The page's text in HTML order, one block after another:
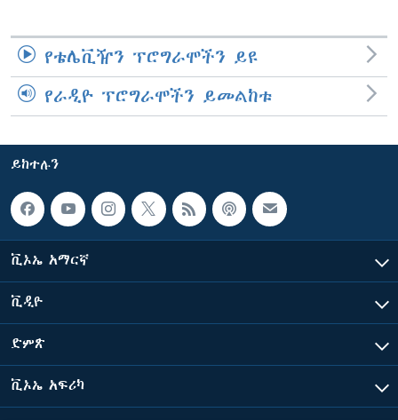
የቴሌቪዥን ፕሮግራሞችን ይዩ
የራዲዮ ፕሮግራሞችን ይመልከቱ
ይከተሉን
ቪኦኤ አማርኛ
ቪዲዮ
ድምጽ
ቪኦኤ አፍሪካ